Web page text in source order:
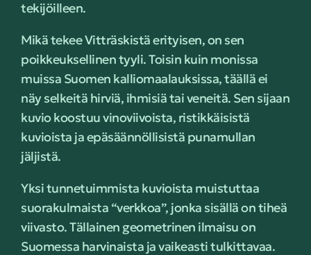
tekijöilleen.
Mikä tekee Vitträskistä erityisen, on sen
poikkeuksellinen tyyli. Toisin kuin monissa
muissa Suomen kalliomaalauksissa, täällä ei
näy selkeitä hirviä, ihmisiä tai veneitä. Sen sijaan
kuvio koostuu vinoviivoista, ristikkäisistä
kuvioista ja epäsäännöllisistä punamullan
jäljistä.
Yksi tunnetuimmista kuvioista muistuttaa
suorakulmaista “verkkoa”, jonka sisällä on tiheä
viivasto. Tällainen geometrinen ilmaisu on
Suomessa harvinaista ja vaikeasti tulkittavaa.